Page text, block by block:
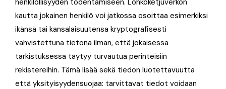
kautta jokainen henkilö voi jatkossa osoittaa esimerkiksi
ikänsä tai kansalaisuutensa kryptografisesti
vahvistettuna tietona ilman, että jokaisessa
tarkistuksessa täytyy turvautua perinteisiin
rekistereihin. Tämä lisää sekä tiedon luotettavuutta
että yksityisyydensuojaa: tarvittavat tiedot voidaan